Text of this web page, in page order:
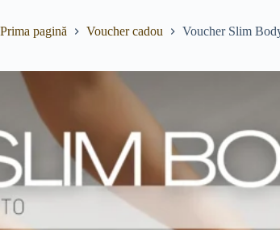
Prima pagină Voucher cadou Voucher Slim